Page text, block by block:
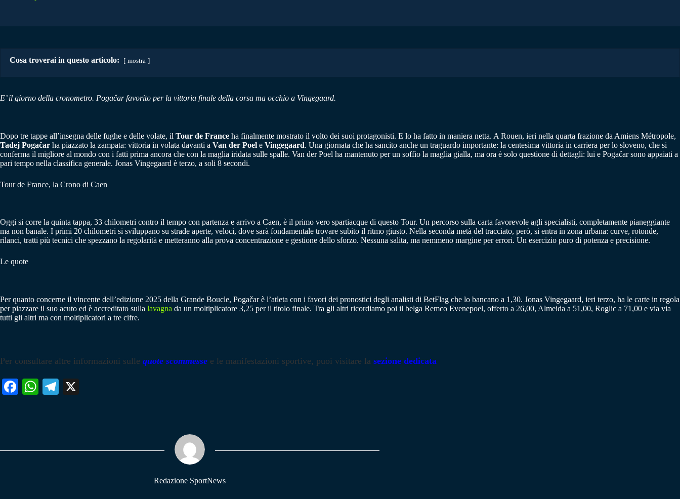
Cosa troverai in questo articolo: mostra
E’ il giorno della cronometro. Pogačarfavorito per la vittoria finale della corsa ma occhio a Vingegaard.
Dopo tre tappe all’insegna delle fughe e delle volate, il Tour de France ha finalmente mostrato il volto dei suoi protagonisti. E lo ha fatto in maniera netta. A Rouen, ieri nella quarta frazione da Amiens Métropole,
Tadej Pogačar ha piazzato la zampata: vittoria in volata davanti a Van der Poel e Vingegaard. Una giornata che ha sancito anche un traguardo importante: la centesima vittoria in carriera per lo sloveno, che si
conferma il migliore al mondo con i fatti prima ancora che con la maglia iridata sulle spalle. Van der Poel ha mantenuto per un soffio la maglia gialla, ma ora è solo questione di dettagli: lui e Pogačar sono appaiati a
pari tempo nella classifica generale. Jonas Vingegaard è terzo, a soli 8 secondi.
Tour de France, la Crono di Caen
Oggi si corre la quinta tappa, 33 chilometri contro il tempo con partenza e arrivo a Caen, è il primo vero spartiacque di questo Tour. Un percorso sulla carta favorevole agli specialisti, completamente pianeggiante
ma non banale. I primi 20 chilometri si sviluppano su strade aperte, veloci, dove sarà fondamentale trovare subito il ritmo giusto. Nella seconda metà del tracciato, però, si entra in zona urbana: curve, rotonde,
rilanci, tratti più tecnici che spezzano la regolarità e metteranno alla prova concentrazione e gestione dello sforzo. Nessuna salita, ma nemmeno margine per errori. Un esercizio puro di potenza e precisione.
Le quote
Per quanto concerne il vincente dell’edizione 2025 della Grande Boucle, Pogačar è l’atleta con i favori dei pronostici degli analisti di BetFlag che lo bancano a 1,30. Jonas Vingegaard, ieri terzo, ha le carte in regola
per piazzare il suo acuto ed è accreditato sulla lavagna da un moltiplicatore 3,25 per il titolo finale. Tra gli altri ricordiamo poi il belga Remco Evenepoel, offerto a 26,00, Almeida a 51,00, Roglic a 71,00 e via via
tutti gli altri ma con moltiplicatori a tre cifre.
Per consultare altre informazioni sulle quote scommesse e le manifestazioni sportive, puoi visitare la sezione dedicata
Fa W
pp
Te
m
Redazione SportNews